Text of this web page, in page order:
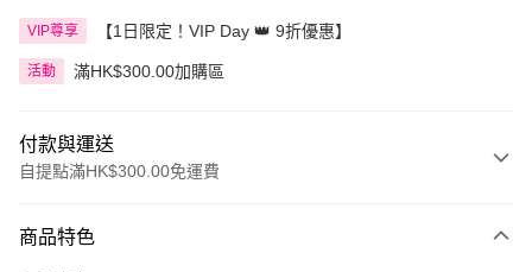
VIP尊享 【1日限定！VIP Day 👑 9折優惠】
活動 滿HK$300.00加購區
付款與運送
自提點滿HK$300.00免運費
信用卡
商品特色